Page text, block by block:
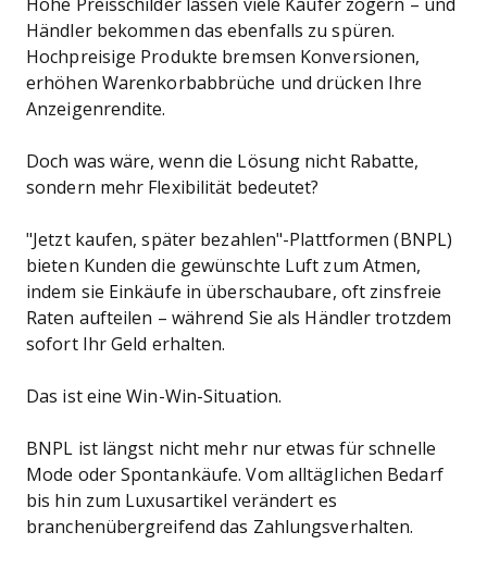
Hohe Preisschilder lassen viele Käufer zögern – und
Händler bekommen das ebenfalls zu spüren.
Hochpreisige Produkte bremsen Konversionen,
erhöhen Warenkorbabbrüche und drücken Ihre
Anzeigenrendite.
Doch was wäre, wenn die Lösung nicht Rabatte,
sondern mehr Flexibilität bedeutet?
"Jetzt kaufen, später bezahlen"-Plattformen (BNPL)
bieten Kunden die gewünschte Luft zum Atmen,
indem sie Einkäufe in überschaubare, oft zinsfreie
Raten aufteilen – während Sie als Händler trotzdem
sofort Ihr Geld erhalten.
Das ist eine Win-Win-Situation.
BNPL ist längst nicht mehr nur etwas für schnelle
Mode oder Spontankäufe. Vom alltäglichen Bedarf
bis hin zum Luxusartikel verändert es
branchenübergreifend das Zahlungsverhalten.